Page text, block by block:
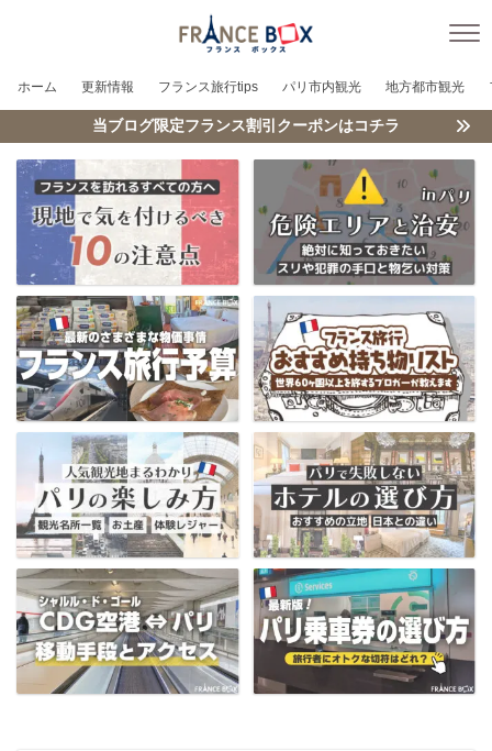
ホーム 更新情報 フランス旅行tips パリ市内観光 地方都市観光
当ブログ限定フランス割引クーポンはコチラ